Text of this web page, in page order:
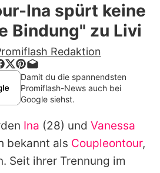
Stars
& Serien
Lifestyle
& Liebe
auf Promiflash
Ina spürt keine
Bindung" zu Livi
Redaktion
Damit du die spannendsten
Promiflash-News auch bei
Google siehst.
Ina (28) und Vanessa
bekannt als Coupleontour,
Seit ihrer Trennung im